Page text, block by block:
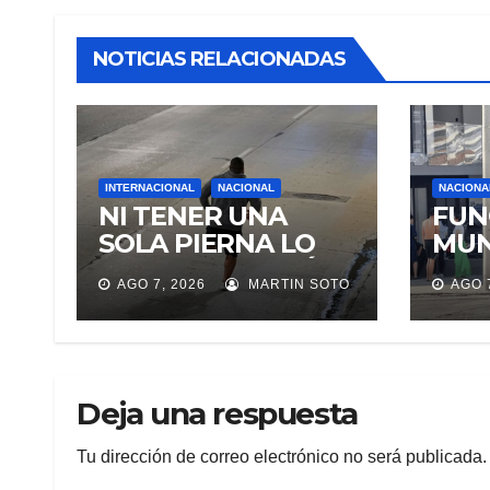
NOTICIAS RELACIONADAS
INTERNACIONAL NACIONAL
NI TENER UNA
SOLA PIERNA LO
DETUVO ASALTÓ A
DOS MUJERES Y
HUYÓ BRINCANDO.
AGO 7, 2026 MARTIN SOTO AGO
Deja una respuesta
Tu dirección de correo electrónico no será publicada.